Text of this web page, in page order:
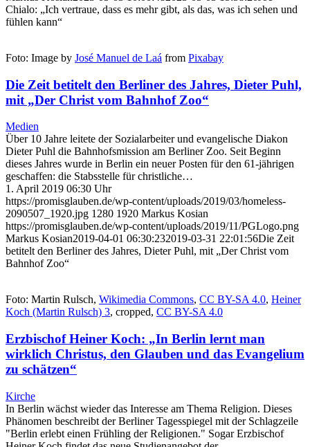
Chialo: „Ich vertraue, dass es mehr gibt, als das, was ich sehen und
fühlen kann“
Foto: Image by José Manuel de Laá from Pixabay
Die Zeit betitelt den Berliner des Jahres, Dieter Puhl,
mit „Der Christ vom Bahnhof Zoo“
Medien
Über 10 Jahre leitete der Sozialarbeiter und evangelische Diakon
Dieter Puhl die Bahnhofsmission am Berliner Zoo. Seit Beginn
dieses Jahres wurde in Berlin ein neuer Posten für den 61-jährigen
geschaffen: die Stabsstelle für christliche…
1. April 2019 06:30 Uhr
https://promisglauben.de/wp-content/uploads/2019/03/homeless-
2090507_1920.jpg 1280 1920 Markus Kosian
https://promisglauben.de/wp-content/uploads/2019/11/PGLogo.png
Markus Kosian2019-04-01 06:30:232019-03-31 22:01:56Die Zeit
betitelt den Berliner des Jahres, Dieter Puhl, mit „Der Christ vom
Bahnhof Zoo“
Foto: Martin Rulsch, Wikimedia Commons, CC BY-SA 4.0, Heiner
Koch (Martin Rulsch) 3, cropped, CC BY-SA 4.0
Erzbischof Heiner Koch: „In Berlin lernt man
wirklich Christus, den Glauben und das Evangelium
zu schätzen“
Kirche
In Berlin wächst wieder das Interesse am Thema Religion. Dieses
Phänomen beschreibt der Berliner Tagesspiegel mit der Schlagzeile
"Berlin erlebt einen Frühling der Religionen." Sogar Erzbischof